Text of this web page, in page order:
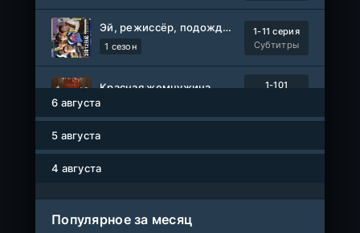
Эй, режиссёр, подождите!
1 сезон
1-11 серия
Субтитры
Красная жемчужина
1-101
1-8 серия
Власть в ночном городе. Книга третья: Юность Кэнена
1-5 сезон
6 августа
5 августа
4 августа
Популярное за месяц